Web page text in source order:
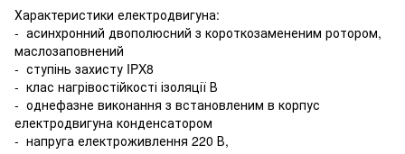
Характеристики електродвигуна:
- асинхронний двополюсний з короткозамененим ротором,
маслозаповнений
- ступінь захисту IPX8
- клас нагрівостійкості ізоляції В
- однефазне виконання з встановленим в корпус
електродвигуна конденсатором
- напруга електроживлення 220 В,